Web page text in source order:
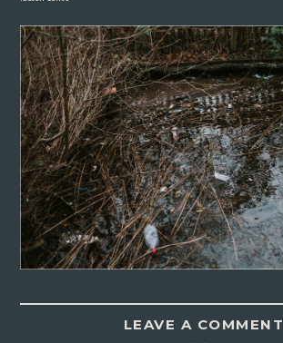
LEAVE A COMMENT